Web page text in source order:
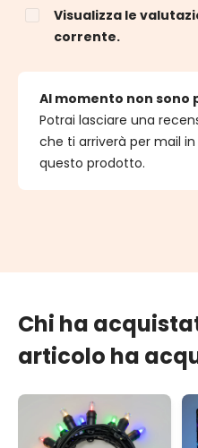
Visualizza le
corrente.
Al momento non sono
Potrai lasciare una
che ti arriverà per mail
questo prodotto.
Chi ha
articolo ha